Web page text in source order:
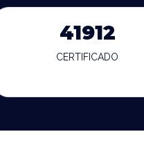
41912
CERTIFICADO